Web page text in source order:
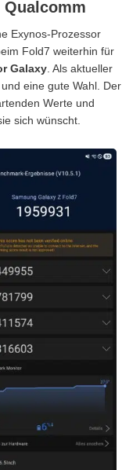
Exynos-Prozessor
Fold7 weiterhin für
Galaxy. Als aktueller
eine gute Wahl. Der
Werte und
sich wünscht.